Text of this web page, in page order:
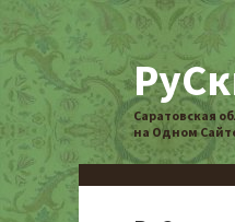
Саратовская
на Одном